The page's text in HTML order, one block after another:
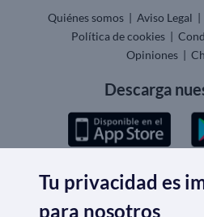
Quiénes somos | Aviso Legal |
Política de cookies |
Opiniones |
Descarga
Nos
Tu privacidad es
para nosotros